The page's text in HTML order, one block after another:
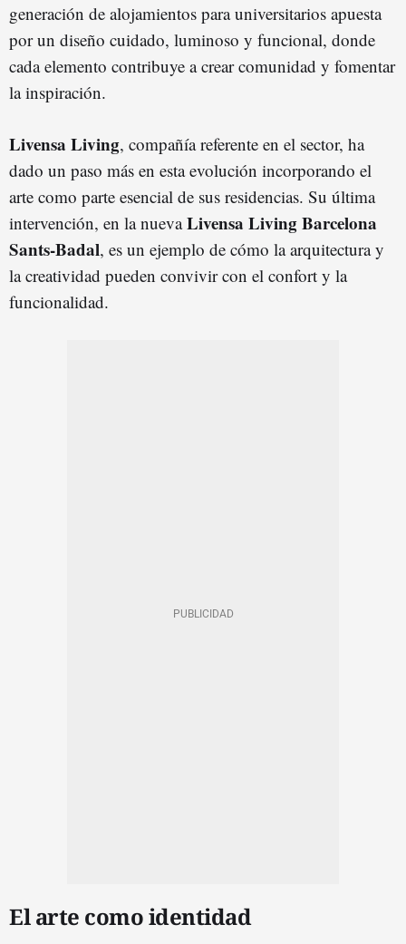
generación de alojamientos para universitarios apuesta
por un diseño cuidado, luminoso y funcional, donde
cada elemento contribuye a crear comunidad y fomentar
la inspiración.
Livensa Living, compañía referente en el sector, ha
dado un paso más en esta evolución incorporando el
arte como parte esencial de sus residencias. Su última
intervención, en la nuevaLivensa Living Barcelona
Sants-Badal, es un ejemplo de cómo la arquitectura y
la creatividad pueden convivir con el confort y la
funcionalidad.
El arte como identidad